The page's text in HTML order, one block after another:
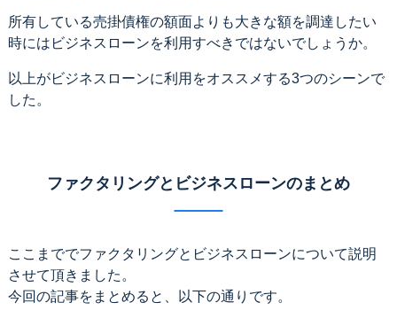
所有している売掛債権の額面よりも大きな額を調達したい
時にはビジネスローンを利用すべきではないでしょうか。
以上がビジネスローンに利用をオススメする3つのシーンで
した。
ファクタリングとビジネスローンのまとめ
ここまででファクタリングとビジネスローンについて説明
させて頂きました。
今回の記事をまとめると、以下の通りです。